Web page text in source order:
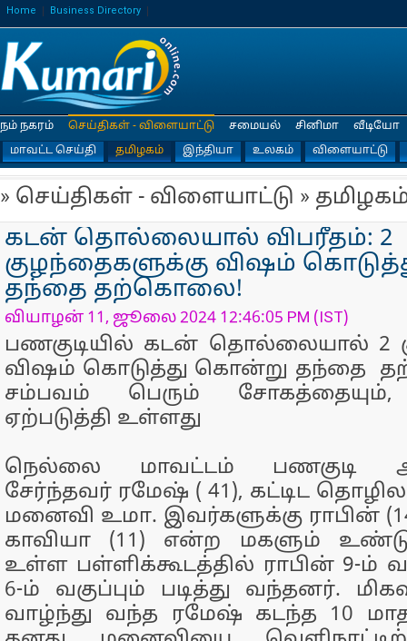
Home Business Directory
நம் நகரம்
செய்திகள் - விளையாட்டு
மாவட்ட செய்தி
தமிழகம் இந்தியா உலகம் விளையாட்டு
சமையல் சினிமா வீடியோ
» செய்திகள் - விளையாட்டு »
கடன் தொல்லையால் விபரீதம்: 2
குழந்தைகளுக்கு விஷம்
தந்தை தற்கொலை!
வியாழன் 11, ஜூலை 2024 12:46:05 PM (IST)
பணகுடியில் கடன் தொல்லையால் 2
விஷம் கொடுத்து கொன்று தந்தை
சம்பவம் பெரும் சோகத்தையும்,
ஏற்படுத்தி உள்ளது
நெல்லை மாவட்டம் பணகுடி
சேர்ந்தவர் ரமேஷ் ( 41), கட்டிட
மனைவி உமா. இவர்களுக்கு ராபின்
காவியா (11) என்ற மகளும்
உள்ள பள்ளிக்கூடத்தில் ராபின் 9-ம்
6-ம் வகுப்பும் படித்து வந்தனர்.
வாழ்ந்து வந்த ரமேஷ் கடந்த 10